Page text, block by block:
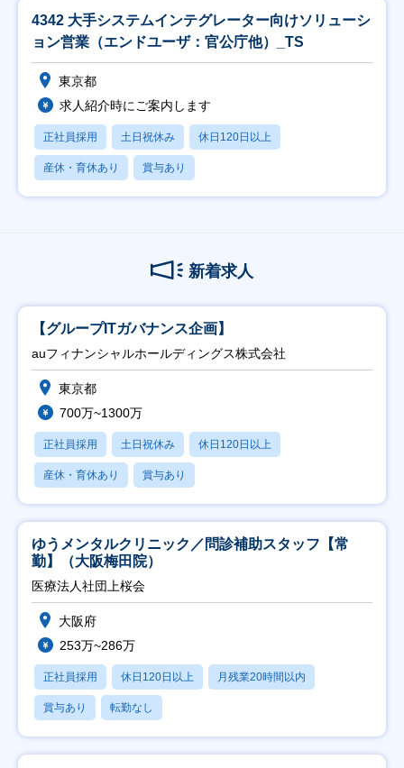
4342 大手システムインテグレーター向けソリューシ
ョン営業（エンドユーザ：官公庁他）_TS
東京都
求人紹介時にご案内します
正社員採用 土日祝休み 休日120日以上
産休・育休あり 賞与あり
新着求人
【グループITガバナンス企画】
auフィナンシャルホールディングス株式会社
東京都
700万~1300万
正社員採用 土日祝休み 休日120日以上
産休・育休あり 賞与あり
ゆうメンタルクリニック／問診補助スタッフ【常
勤】（大阪梅田院）
医療法人社団上桜会
大阪府
253万~286万
正社員採用 休日120日以上 月残業20時間以内
賞与あり 転勤なし